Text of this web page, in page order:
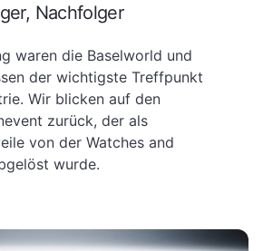
Nachfolger
waren die Baselworld und
der wichtigste Treffpunkt
Wir blicken auf den
zurück, der als
von der Watches and
wurde.